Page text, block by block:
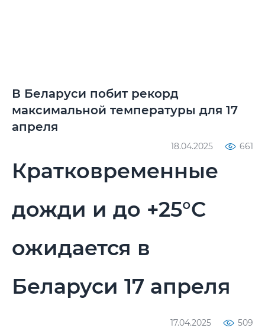
В Беларуси побит рекорд
максимальной температуры для 17
апреля
18.04.2025 661
Кратковременные
дожди и до +25°С
ожидается в
Беларуси 17 апреля
17.04.2025 509